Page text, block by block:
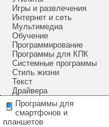
Игры и развлечения
Интернет и сеть
Мультимедиа
Обучение
Программирование
Программы для КПК
Системные программы
Стиль жизни
Текст
Драйвера
Программы для
смартфонов и
планшетов